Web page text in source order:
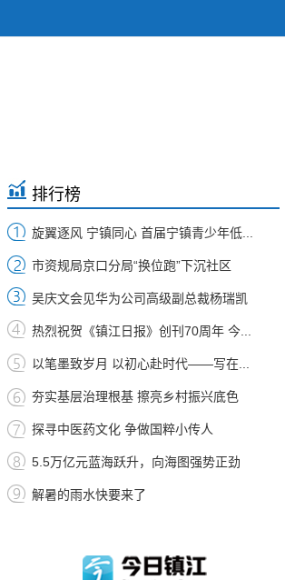
排行榜
旋翼逐风 宁镇同心 首届宁镇青少年低...
市资规局京口分局“换位跑”下沉社区
吴庆文会见华为公司高级副总裁杨瑞凯
热烈祝贺《镇江日报》创刊70周年 今...
以笔墨致岁月 以初心赴时代——写在...
夯实基层治理根基 擦亮乡村振兴底色
探寻中医药文化 争做国粹小传人
5.5万亿元蓝海跃升，向海图强势正劲
解暑的雨水快要来了